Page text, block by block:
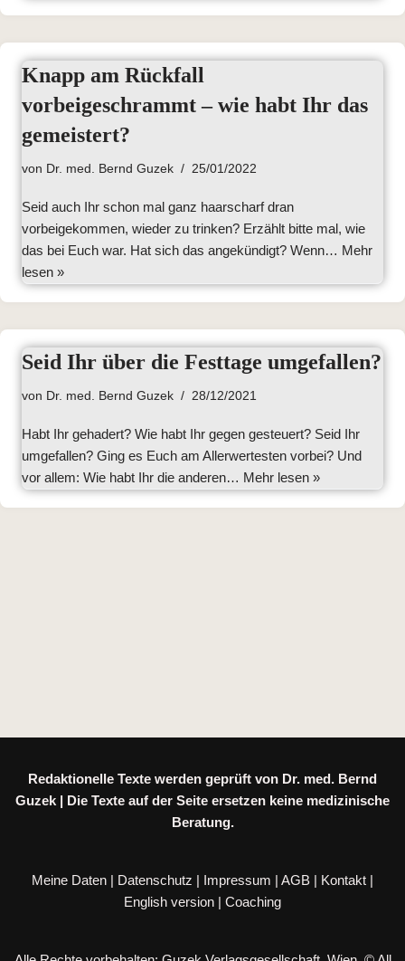
Knapp am Rückfall
vorbeigeschrammt – wie habt Ihr das
gemeistert?
von Dr. med. Bernd Guzek 25/01/2022
Seid auch Ihr schon mal ganz haarscharf dran
vorbeigekommen, wieder zu trinken? Erzählt bitte mal, wie
das bei Euch war. Hat sich das angekündigt? Wenn… Mehr
lesen »
Seid Ihr über die Festtage umgefallen?
von Dr. med. Bernd Guzek 28/12/2021
Habt Ihr gehadert? Wie habt Ihr gegen gesteuert? Seid Ihr
umgefallen? Ging es Euch am Allerwertesten vorbei? Und
vor allem: Wie habt Ihr die anderen… Mehr lesen »
Redaktionelle Texte werden geprüft von Dr. med. Bernd
Guzek | Die Texte auf der Seite ersetzen keine medizinische
Beratung.
Meine Daten | Datenschutz | Impressum | AGB | Kontakt |
English version | Coaching